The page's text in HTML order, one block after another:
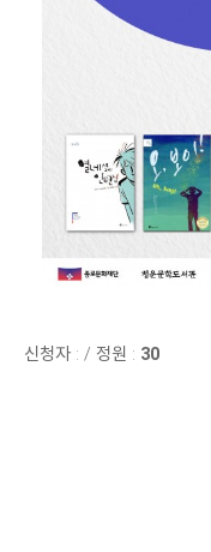
신청자 : / 정원 : 30